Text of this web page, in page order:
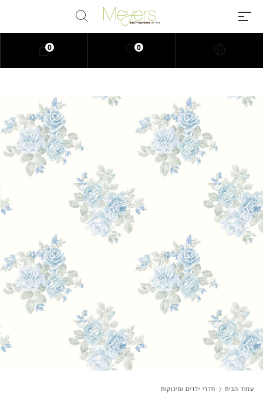
Millions of people around the
world visit Envato to buy and sell
creative assets, use smart design
templates, learn creative skills or
even hire freelancers. With an
industry-leading marketplace
paired with an unlimited
subscription service, Envato
helps creatives like you get
projects done faster.
About Envato
Careers
0
0
עמוד הבית חדרי ילדים ותינוקות